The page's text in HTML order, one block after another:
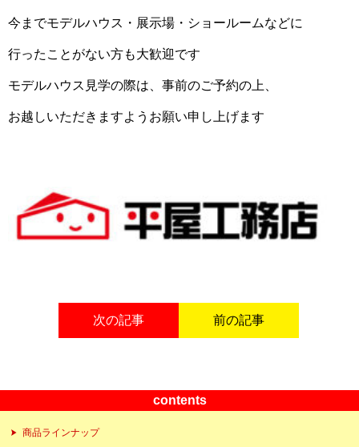
今までモデルハウス・展示場・ショールームなどに
行ったことがない方も大歓迎です
モデルハウス見学の際は、事前のご予約の上、
お越しいただきますようお願い申し上げます
次の記事 前の記事
contents
商品ラインナップ